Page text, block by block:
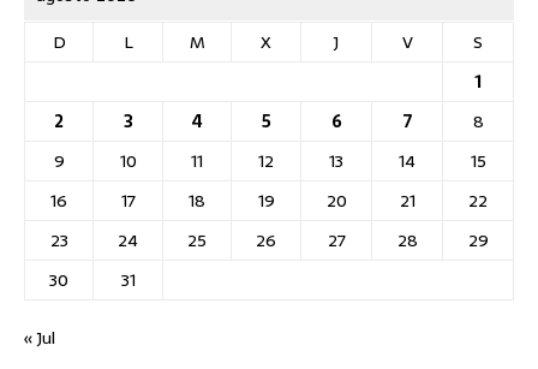
D
L M X J V
S
1
2
3 4 5 6 7
8
9
10 11 12 13 14
15
16
17 18 19 20 21
22
23
24 25 26 27 28
29
30
31
« Jul